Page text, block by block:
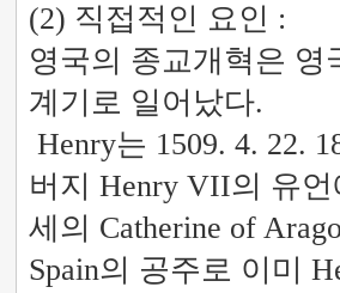
(2) 직접적인 요인 :
영국의 종교개혁은 영
계기로 일어났다.
Henry는 1509. 4. 22.
버지 Henry VII의 유
세의 Catherine of
Spain의 공주로 이미